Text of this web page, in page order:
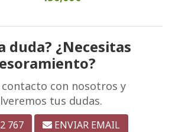
duda? ¿Necesitas
contacto con nosotros y
tus dudas.
767 ENVIAR EMAIL